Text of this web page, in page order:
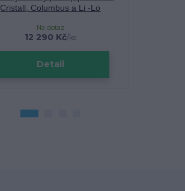
Cristall, Columbus a Li -Lo
12 290 Kč/ks
Na dotaz
Detail